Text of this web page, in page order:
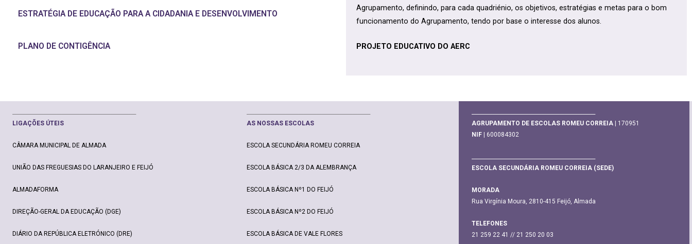
ESTRATÉGIA DE EDUCAÇÃO PARA A CIDADANIA E DESENVOLVIMENTO
PLANO DE CONTIGÊNCIA
Agrupamento, definindo, para cada quadriénio, os objetivos, estratégias e metas para o bom
funcionamento do Agrupamento, tendo por base o interesse dos alunos.
PROJETO EDUCATIVO DO AERC
LIGAÇÕES ÚTEIS
CÂMARA MUNICIPAL DE ALMADA
UNIÃO DAS FREGUESIAS DO LARANJEIRO E FEIJÓ
ALMADAFORMA
DIREÇÃO-GERAL DA EDUCAÇÃO (DGE)
DIÁRIO DA REPÚBLICA ELETRÓNICO (DRE)
AS NOSSAS ESCOLAS
ESCOLA SECUNDÁRIA ROMEU CORREIA
ESCOLA BÁSICA 2/3 DA ALEMBRANÇA
ESCOLA BÁSICA Nº1 DO FEIJÓ
ESCOLA BÁSICA Nº2 DO FEIJÓ
ESCOLA BÁSICA DE VALE FLORES
AGRUPAMENTO DE ESCOLAS ROMEU CORREIA | 170951
NIF | 600084302
ESCOLA SECUNDÁRIA ROMEU CORREIA (SEDE)
MORADA
Rua Virgínia Moura, 2810-415 Feijó, Almada
TELEFONES
21 259 22 41 // 21 250 20 03